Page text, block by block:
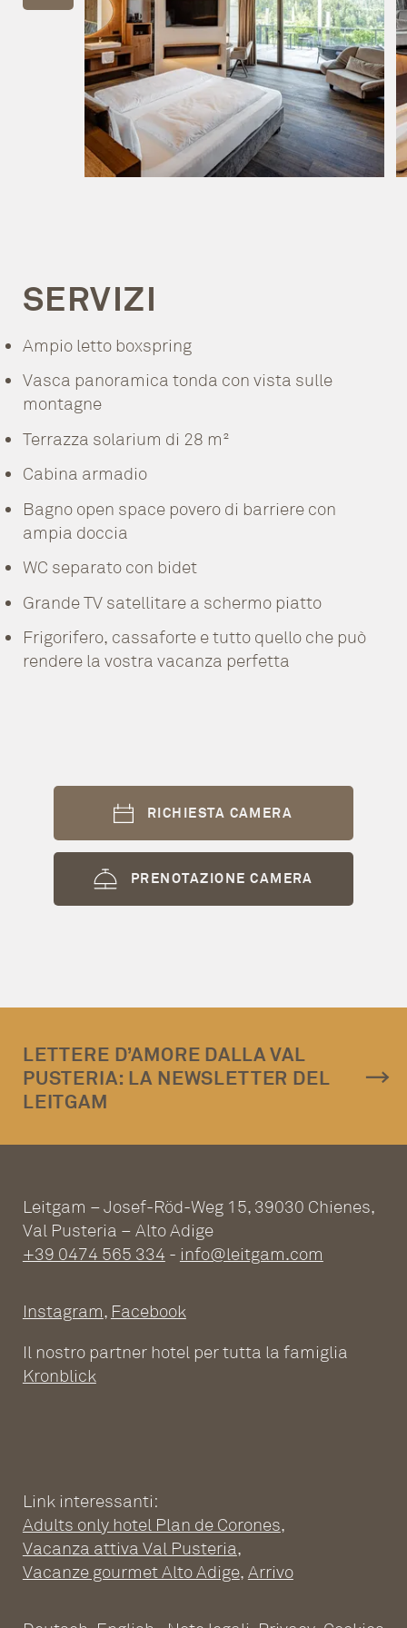
WELLNESS HOTEL PER
SERVIZI
Ampio letto boxspring
Vasca panoramica tonda con vista sulle
montagne
Terrazza solarium di 28 m²
Cabina armadio
Bagno open space povero di barriere con
ampia doccia
WC separato con bidet
Grande TV satellitare a schermo piatto
Frigorifero, cassaforte e tutto quello che può
rendere la vostra vacanza perfetta
RICHIESTA CAMERA
PRENOTAZIONE CAMERA
LETTERE D’AMORE DALLA VAL
PUSTERIA: LA NEWSLETTER DEL
LEITGAM
Leitgam – Josef-Röd-Weg 15, 39030 Chienes,
Val Pusteria – Alto Adige
+39 0474 565 334 - info@leitgam.com
Instagram, Facebook
Il nostro partner hotel per tutta la famiglia
Kronblick
Link interessanti:
Adults only hotel Plan de Corones,
Vacanza attiva Val Pusteria,
Vacanze gourmet Alto Adige, Arrivo